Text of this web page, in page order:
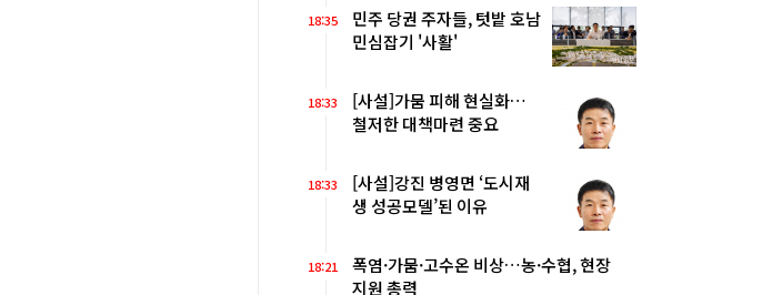
18:35
민주 당권 주자들, 텃밭 호남
민심잡기 '사활'
18:33
[사설]가뭄 피해 현실화…
철저한 대책마련 중요
18:33
[사설]강진 병영면 ‘도시재
생 성공모델’된 이유
18:21
폭염·가뭄·고수온 비상…농·수협, 현장
지원 총력